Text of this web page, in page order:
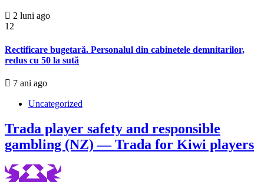
2 luni ago
12
Rectificare bugetară. Personalul din cabinetele demnitarilor,
redus cu 50 la sută
7 ani ago
Uncategorized
Trada player safety and responsible
gambling (NZ) — Trada for Kiwi players